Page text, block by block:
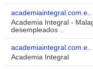
academiaintegral.com.e..
Academia Integral -
desempleados ..
academiaintegral.com.e..
Academia Integral